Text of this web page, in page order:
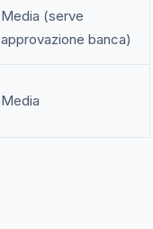
Media (serve
approvazione banca)
Media